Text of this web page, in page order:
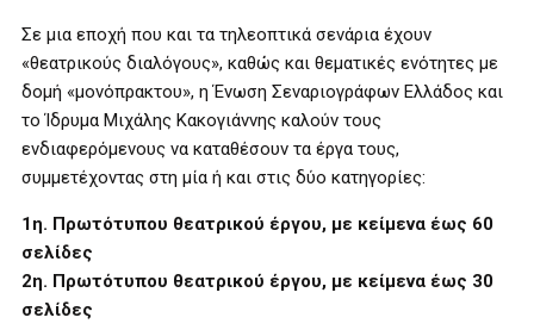
Σε μια εποχή που και τα τηλεοπτικά σενάρια έχουν
«θεατρικούς διαλόγους», καθώς και θεματικές ενότητες με
δομή «μονόπρακτου», η Ένωση Σεναριογράφων Ελλάδος και
το Ίδρυμα Μιχάλης Κακογιάννης καλούν τους
ενδιαφερόμενους να καταθέσουν τα έργα τους,
συμμετέχοντας στη μία ή και στις δύο κατηγορίες:
1η. Πρωτότυπου θεατρικού έργου, με κείμενα έως 60
σελίδες
2η. Πρωτότυπου θεατρικού έργου, με κείμενα έως 30
σελίδες